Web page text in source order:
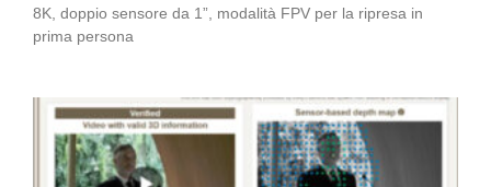
8K, doppio sensore da 1”, modalità FPV per la ripresa in
prima persona